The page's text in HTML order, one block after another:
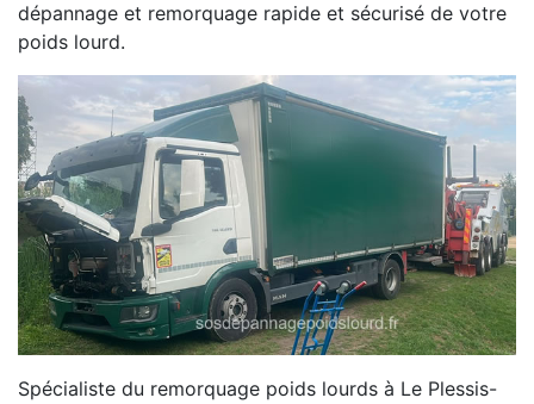
dépannage et remorquage rapide et sécurisé de votre
poids lourd.
Spécialiste du remorquage poids lourds à Le Plessis-